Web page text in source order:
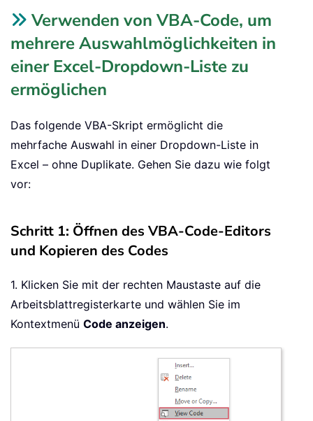
Verwenden von VBA-Code, um
mehrere Auswahlmöglichkeiten in
einer Excel-Dropdown-Liste zu
ermöglichen
Das folgende VBA-Skript ermöglicht die
mehrfache Auswahl in einer Dropdown-Liste in
Excel – ohne Duplikate. Gehen Sie dazu wie folgt
vor:
Schritt 1: Öffnen des VBA-Code-Editors
und Kopieren des Codes
1. Klicken Sie mit der rechten Maustaste auf die
Arbeitsblattregisterkarte und wählen Sie im
Kontextmenü Code anzeigen.